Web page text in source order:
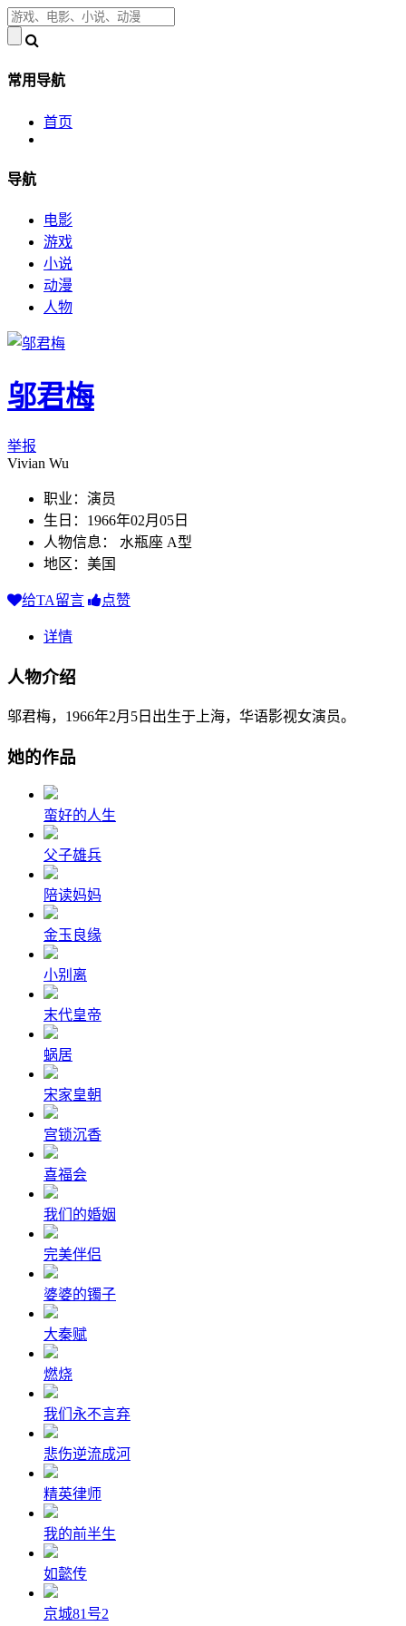
常用导航
首页
导航
电影
游戏
小说
动漫
人物
邬君梅
举报
Vivian Wu
职业：演员
生日：1966年02月05日
人物信息： 水瓶座 A型
地区：美国
给TA留言 点赞
详情
人物介绍
邬君梅，1966年2月5日出生于上海，华语影视女演员。
她的作品
蛮好的人生
父子雄兵
陪读妈妈
金玉良缘
小别离
末代皇帝
蜗居
宋家皇朝
宫锁沉香
喜福会
我们的婚姻
完美伴侣
婆婆的镯子
大秦赋
燃烧
我们永不言弃
悲伤逆流成河
精英律师
我的前半生
如懿传
京城81号2